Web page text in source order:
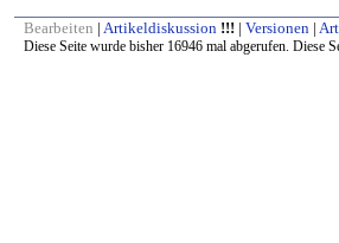
Bearbeiten | Artikeldiskussion !!! | Versionen |
Diese Seite wurde bisher 16946 mal abgerufen. Diese